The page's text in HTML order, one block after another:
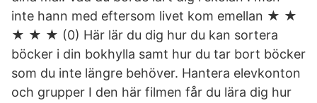
inte hann med eftersom livet kom emellan ★ ★
★ ★ ★ (0) Här lär du dig hur du kan sortera
böcker i din bokhylla samt hur du tar bort böcker
som du inte längre behöver. Hantera elevkonton
och grupper I den här filmen får du lära dig hur